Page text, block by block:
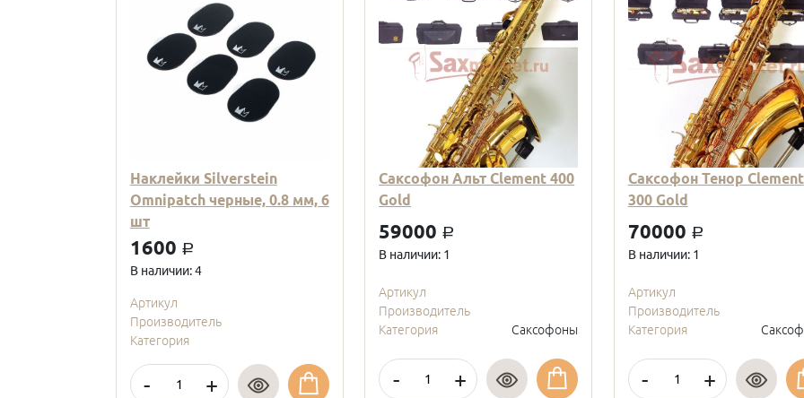
Наклейки Silverstein
Omnipatch черные, 0.8 мм, 6
шт
1600 a
В наличии: 4
Артикул
Производитель
Категория
- +
Саксофон Альт Clement 400
Gold
59000 a
В наличии: 1
Артикул
Производитель
Категория
Саксофоны
- +
Саксофон Тенор Clement
300 Gold
70000 a
В наличии: 1
Артикул
Производитель
Категория
- +